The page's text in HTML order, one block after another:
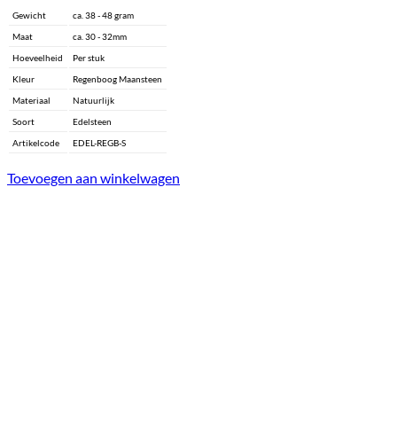
Gewicht
ca. 38 - 48 gram
Maat
ca. 30 - 32mm
Hoeveelheid
Per stuk
Kleur
Regenboog Maansteen
Materiaal
Natuurlijk
Soort
Edelsteen
Artikelcode
EDEL-REGB-S
Toevoegen aan winkelwagen